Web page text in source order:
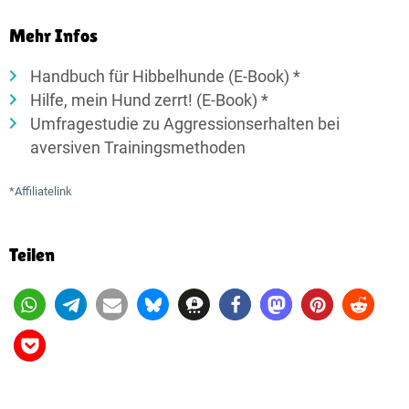
Mehr Infos
Handbuch für Hibbelhunde (E-Book) *
Hilfe, mein Hund zerrt! (E-Book) *
Umfragestudie zu Aggressionserhalten bei
aversiven Trainingsmethoden
*Affiliatelink
Teilen